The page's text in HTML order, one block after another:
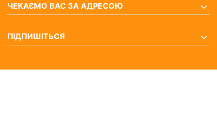
ЧЕКАЄМО ВАС ЗА АДРЕСОЮ
ПІДПИШІТЬСЯ